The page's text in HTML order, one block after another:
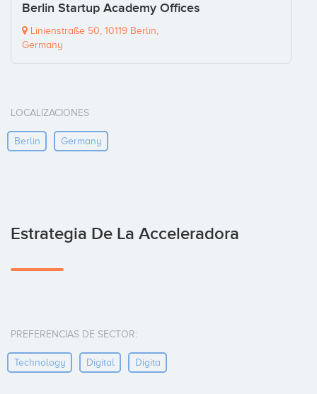
Berlin Startup Academy Offices
Linienstraße 50, 10119 Berlin,
Germany
LOCALIZACIONES
Berlin Germany
Estrategia De La Acceleradora
PREFERENCIAS DE SECTOR:
Technology Digital Digita